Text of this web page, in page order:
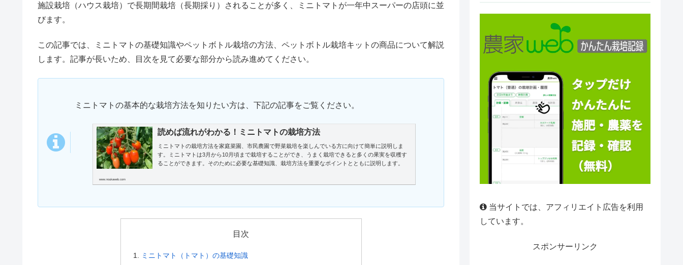
施設栽培（ハウス栽培）で長期間栽培（長期採り）されることが多く、ミニトマトが一年中スーパーの店頭に並
びます。
この記事では、ミニトマトの基礎知識やペットボトル栽培の方法、ペットボトル栽培キットの商品について解説
します。記事が長いため、目次を見て必要な部分から読み進めてください。
ミニトマトの基本的な栽培方法を知りたい方は、下記の記事をご覧ください。
読めば流れがわかる！ミニトマトの栽培方法
ミニトマトの栽培方法を家庭菜園、市民農園で野菜栽培を楽しんでいる方に向けて簡単に説明しま
す。ミニトマトは3月から10月頃まで栽培することができ、うまく栽培できると多くの果実を収穫す
ることができます。そのために必要な基礎知識、栽培方法を重要なポイントとともに説明します。
www.noukaweb.com
目次
ミニトマト（トマト）の基礎知識
当サイトでは、アフィリエイト広告を利用
しています。
スポンサーリンク